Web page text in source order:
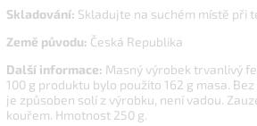
Skladování: Skladujte na suchém místě při
Země původu: Česká Republika
Další informace: Masný výrobek trvanlivý
100 g produktu bylo použito 162 g masa.
je způsoben solí z výrobku, není vadou.
kouřem. Hmotnost 250 g.